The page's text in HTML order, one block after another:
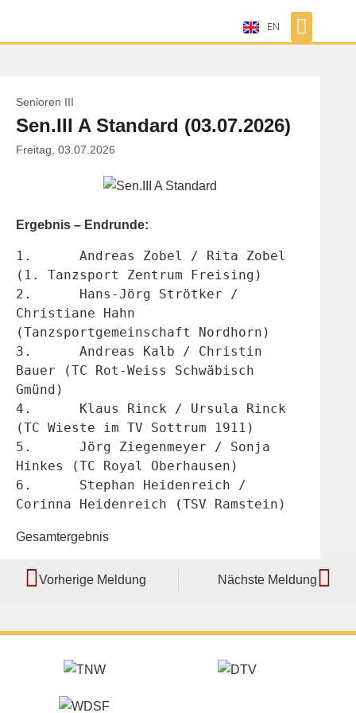
EN
Senioren III
Sen.III A Standard (03.07.2026)
Freitag, 03.07.2026
Ergebnis – Endrunde:
1.	Andreas Zobel / Rita Zobel
(1. Tanzsport Zentrum Freising)
2.	Hans-Jörg Strötker /
Christiane Hahn
(Tanzsportgemeinschaft Nordhorn)
3.	Andreas Kalb / Christin
Bauer (TC Rot-Weiss Schwäbisch
Gmünd)
4.	Klaus Rinck / Ursula Rinck
(TC Wieste im TV Sottrum 1911)
5.	Jörg Ziegenmeyer / Sonja
Hinkes (TC Royal Oberhausen)
6.	Stephan Heidenreich /
Corinna Heidenreich (TSV Ramstein)
Gesamtergebnis
Vorherige Meldung Nächste Meldung